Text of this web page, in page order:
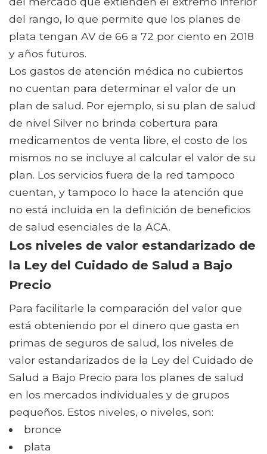
del rango, lo que permite que los planes de
plata tengan AV de 66 a 72 por ciento en 2018
y años futuros.
Los gastos de atención médica no cubiertos
no cuentan para determinar el valor de un
plan de salud. Por ejemplo, si su plan de salud
de nivel Silver no brinda cobertura para
medicamentos de venta libre, el costo de los
mismos no se incluye al calcular el valor de su
plan. Los servicios fuera de la red tampoco
cuentan, y tampoco lo hace la atención que
no está incluida en la definición de beneficios
de salud esenciales de la ACA.
Los niveles de valor estandarizado de
la Ley del Cuidado de Salud a Bajo
Precio
Para facilitarle la comparación del valor que
está obteniendo por el dinero que gasta en
primas de seguros de salud, los niveles de
valor estandarizados de la Ley del Cuidado de
Salud a Bajo Precio para los planes de salud
en los mercados individuales y de grupos
pequeños. Estos niveles, o niveles, son:
bronce
plata